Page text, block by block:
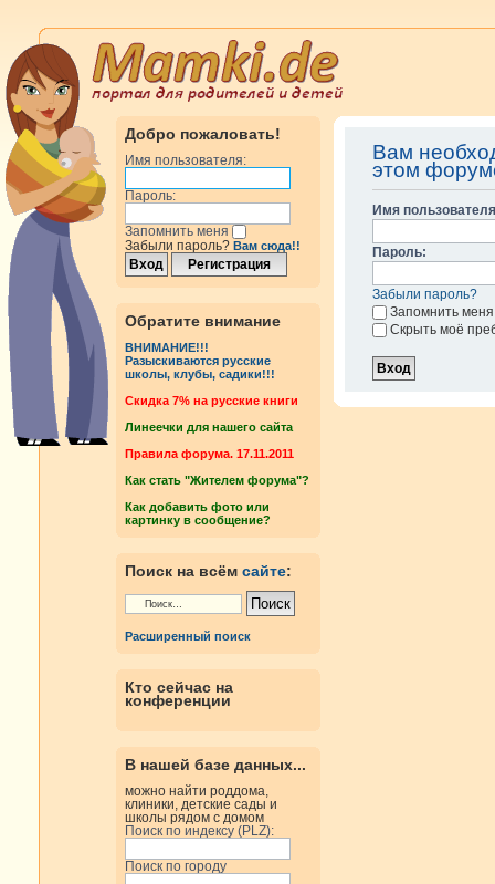
Добро пожаловать!
Имя пользователя:
Пароль:
Запомнить меня
Забыли пароль? Вам сюда!!
Обратите внимание
ВНИМАНИЕ!!!
Разыскиваются русские
школы, клубы, садики!!!
Cкидка 7% на русские книги
Линеечки для нашего сайта
Правила форума. 17.11.2011
Как стать "Жителем форума"?
Как добавить фото или
картинку в сообщение?
Поиск на всём сайте:
Расширенный поиск
Кто сейчас на
конференции
В нашей базе данных...
можно найти роддома,
клиники, детские сады и
школы рядом с домом
Поиск по индексу (PLZ):
Поиск по городу
Вам
этом
Имя
Пароль:
Забыли пароль?
Запомнить меня
Скрыть моё